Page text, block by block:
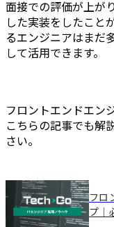
面接での評価が上が
した実装をしたこと
るエンジニアはまだ
して活用できます。
フロントエンドエン
こちらの記事でも解
さい。
フロ
プ｜